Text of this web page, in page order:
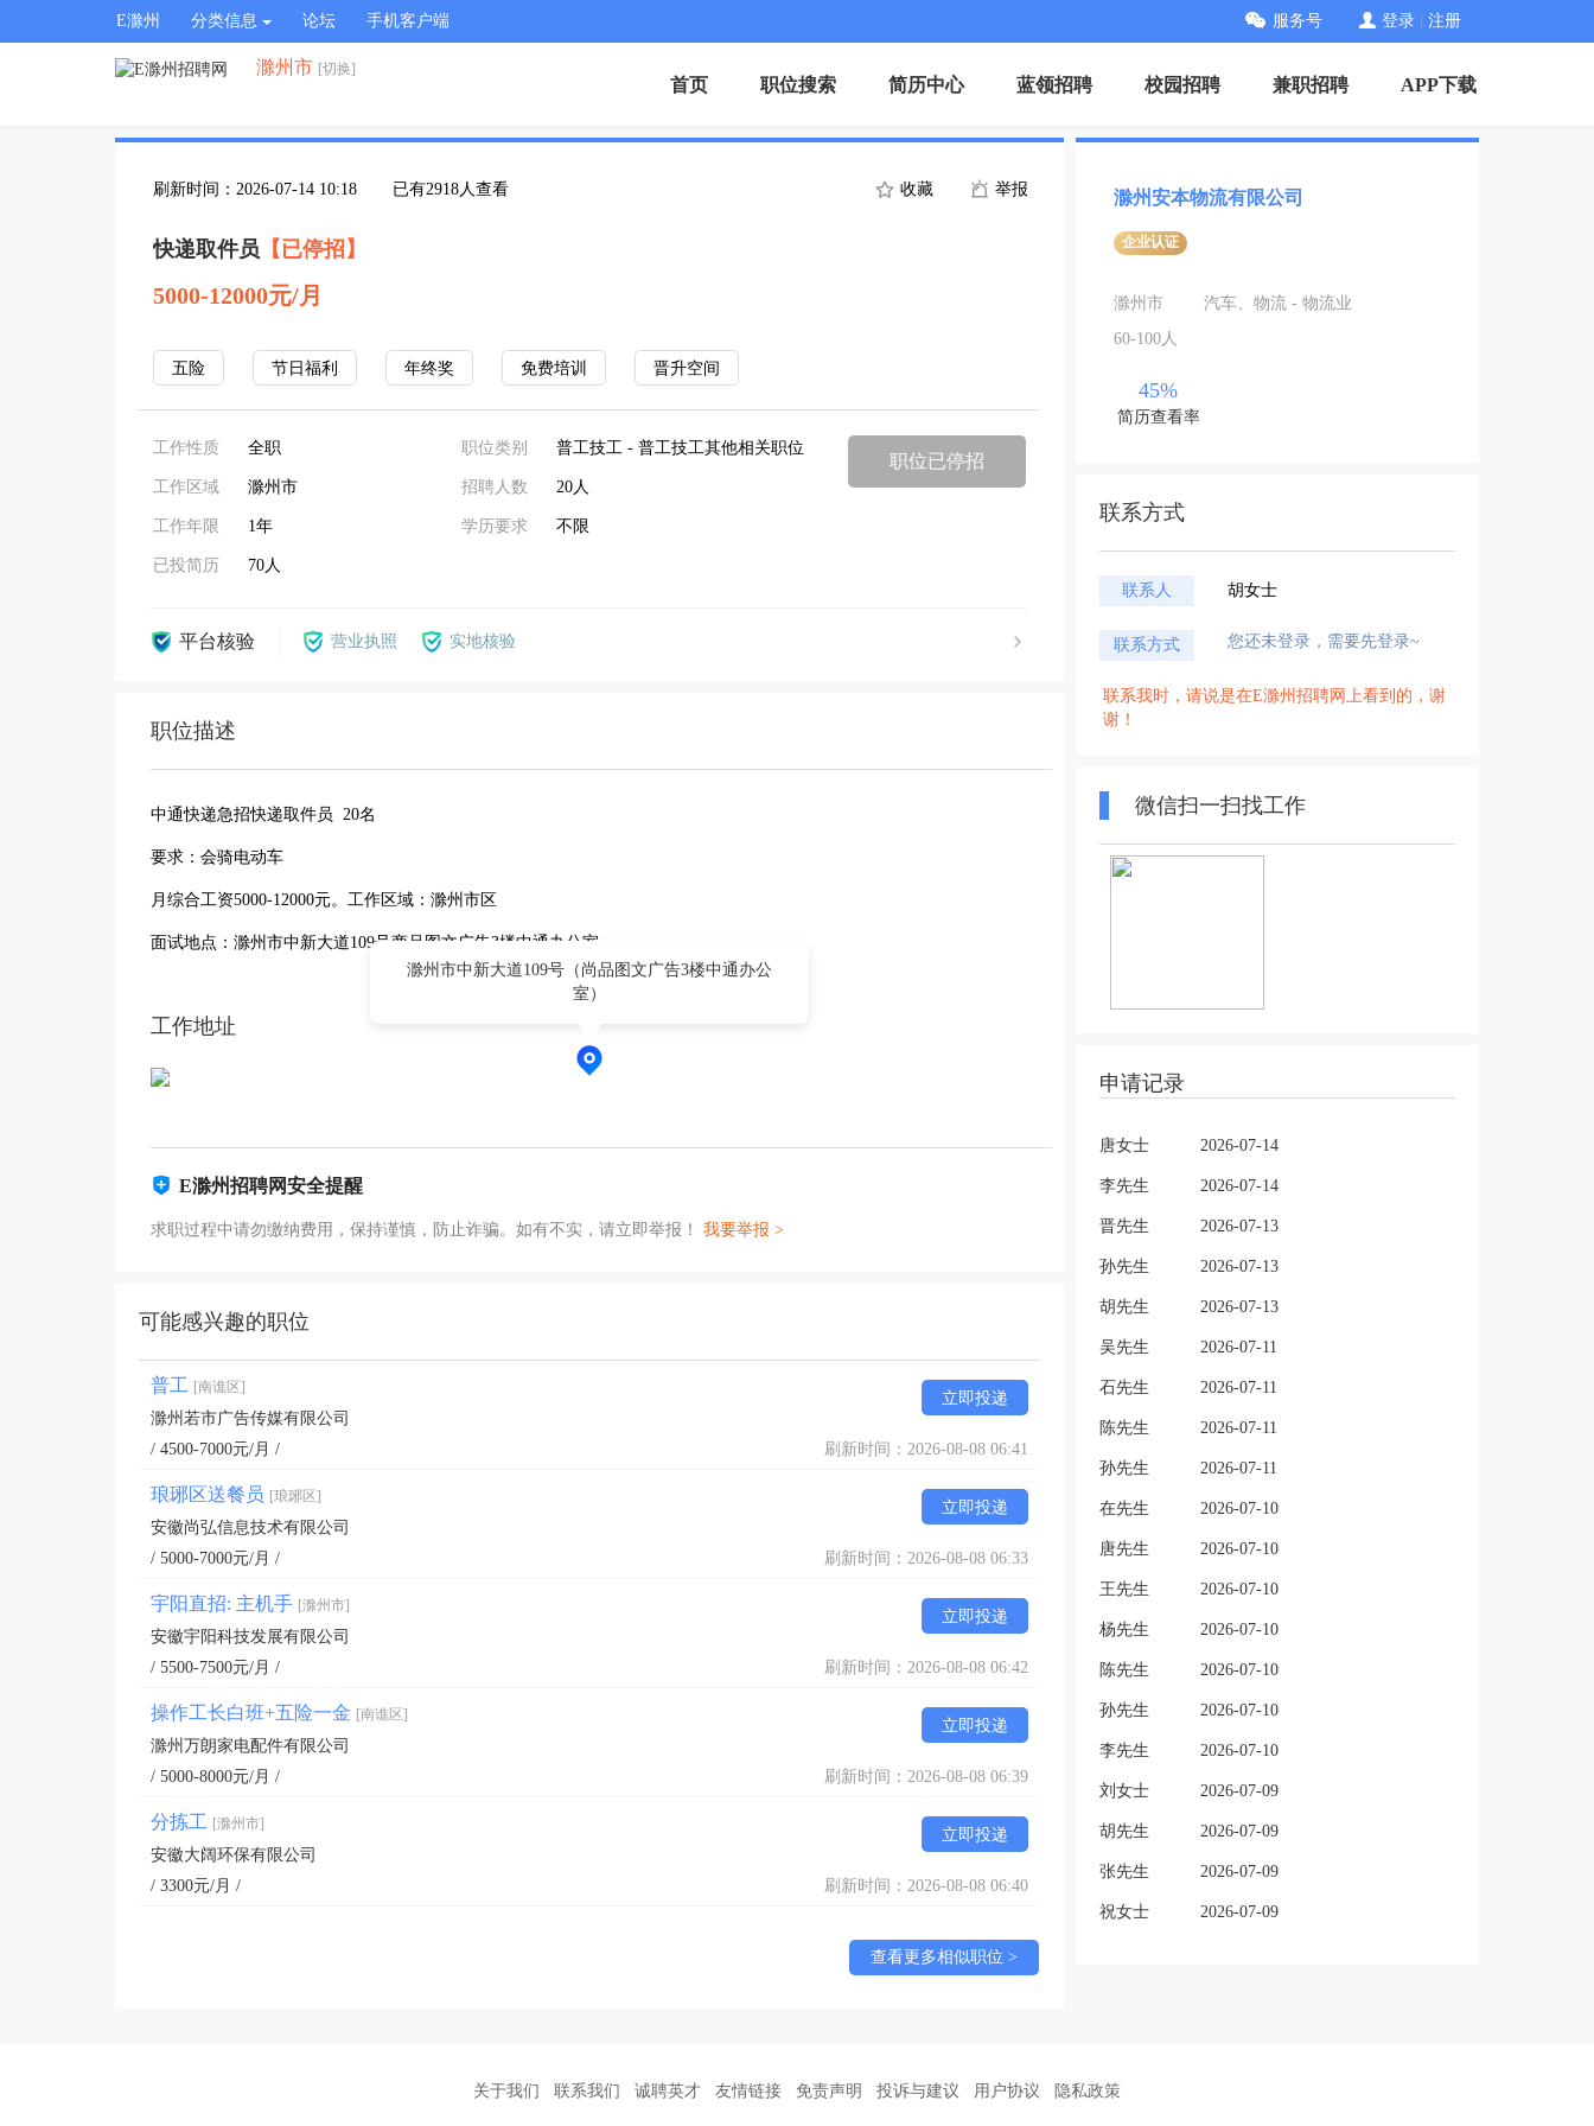
E滁州 分类信息 论坛 手机客户端 服务号 登录 注册
滁州市 [切换]
首页 职位搜索 简历中心 蓝领招聘 校园招聘 兼职招聘 APP下载
刷新时间：2026-07-14 10:18 已有2918人查看 收藏 举报
快递取件员 【已停招】
5000-12000元/月
五险 节日福利 年终奖 免费培训 晋升空间
工作性质 全职
工作区域 滁州市
工作年限 1年
已投简历 70人
职位类别 普工技工 - 普工技工其他相关职位
招聘人数 20人
学历要求 不限
职位已停招
平台核验 营业执照 实地核验
职位描述
中通快递急招快递取件员 20名
要求：会骑电动车
月综合工资5000-12000元。工作区域：滁州市区
面试地点：滁州市中新大道109号商品图文广告3楼中通办公室
工作地址
滁州市中新大道109号（尚品图文广告3楼中通办公
室）
E滁州招聘网安全提醒
求职过程中请勿缴纳费用，保持谨慎，防止诈骗。如有不实，请立即举报！ 我要举报 >
可能感兴趣的职位
普工 [南谯区]
立即投递
滁州若市广告传媒有限公司
/ 4500-7000元/月 /
刷新时间：2026-08-08 06:41
琅琊区送餐员 [琅琊区]
立即投递
安徽尚弘信息技术有限公司
/ 5000-7000元/月 /
刷新时间：2026-08-08 06:33
宇阳直招: 主机手 [滁州市]
立即投递
安徽宇阳科技发展有限公司
/ 5500-7500元/月 /
刷新时间：2026-08-08 06:42
操作工长白班+五险一金 [南谯区]
立即投递
滁州万朗家电配件有限公司
/ 5000-8000元/月 /
刷新时间：2026-08-08 06:39
分拣工 [滁州市]
立即投递
安徽大阔环保有限公司
/ 3300元/月 /
刷新时间：2026-08-08 06:40
查看更多相似职位 >
滁州安本物流有限公司
企业认证
滁州市
汽车、物流 - 物流业
60-100人
45%
简历查看率
联系方式
联系人 胡女士
联系方式 您还未登录，需要先登录~
联系我时，请说是在E滁州招聘网上看到的，谢
谢！
微信扫一扫找工作
申请记录
唐女士 2026-07-14
李先生 2026-07-14
晋先生 2026-07-13
孙先生 2026-07-13
胡先生 2026-07-13
吴先生 2026-07-11
石先生 2026-07-11
陈先生 2026-07-11
孙先生 2026-07-11
在先生 2026-07-10
唐先生 2026-07-10
王先生 2026-07-10
杨先生 2026-07-10
陈先生 2026-07-10
孙先生 2026-07-10
李先生 2026-07-10
刘女士 2026-07-09
胡先生 2026-07-09
张先生 2026-07-09
祝女士 2026-07-09
关于我们 联系我们 诚聘英才 友情链接 免责声明 投诉与建议 用户协议 隐私政策